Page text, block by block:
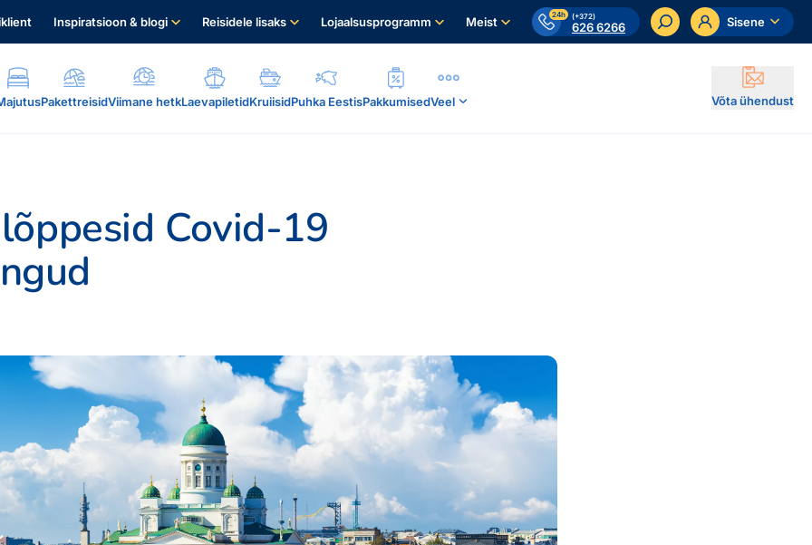
Inspiratsioon & blogi Reisidele lisaks Lojaalsusprogramm Meist 24h (+372)
626 6266 Sisene
PakettreisidViimane hetkLaevapiletidKruiisidPuhka EestisPakkumisedVeel Võta ühendust
Covid-19